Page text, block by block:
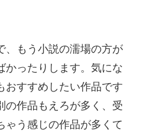
、もう小説の濡場の方が
かったりします。気にな
おすすめしたい作品です
の作品もえろが多く、受
ゃう感じの作品が多くて